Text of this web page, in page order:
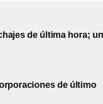
de última hora;
de último